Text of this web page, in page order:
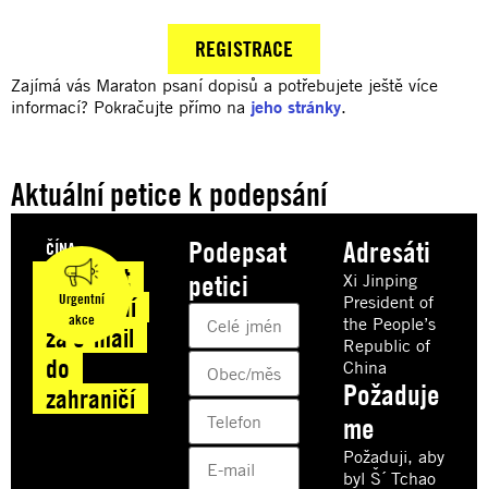
REGISTRACE
Zajímá vás Maraton psaní dopisů a potřebujete ještě více
informací? Pokračujte přímo na jeho stránky.
Aktuální petice k podepsání
Urgentní
akce
ČÍNA
Na 10 let
do vězení
za e-mail
do
zahraničí
Podepsat
petici
Adresáti
Xi Jinping
President of
the People’s
Republic of
China
Požaduje
me
Požaduji, aby
byl Š´ Tchao